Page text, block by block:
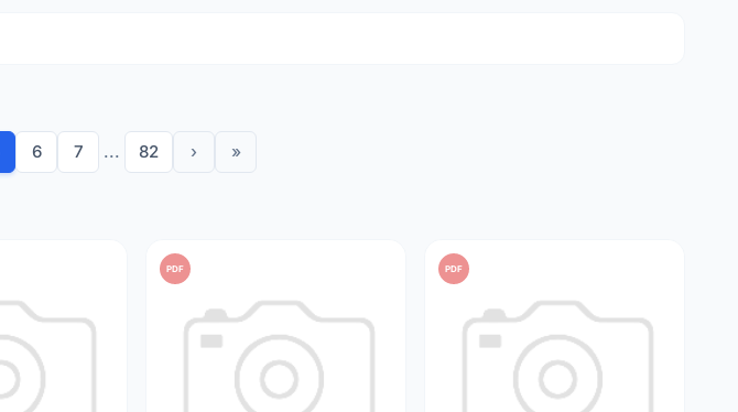
6 7 ... 82 › »
PDF PDF